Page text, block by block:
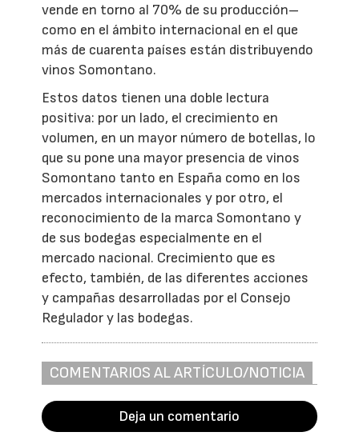
vende en torno al 70% de su producción–
como en el ámbito internacional en el que
más de cuarenta países están distribuyendo
vinos Somontano.
Estos datos tienen una doble lectura
positiva: por un lado, el crecimiento en
volumen, en un mayor número de botellas, lo
que su pone una mayor presencia de vinos
Somontano tanto en España como en los
mercados internacionales y por otro, el
reconocimiento de la marca Somontano y
de sus bodegas especialmente en el
mercado nacional. Crecimiento que es
efecto, también, de las diferentes acciones
y campañas desarrolladas por el Consejo
Regulador y las bodegas.
COMENTARIOS AL ARTÍCULO/NOTICIA
Deja un comentario